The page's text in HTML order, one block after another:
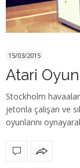
15/03/2015
Atari
Stockholm
jetonla çalışan ve
oyunlarını